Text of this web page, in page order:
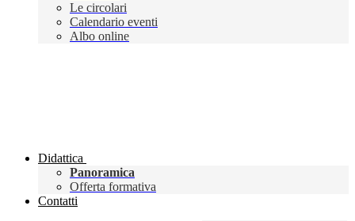
Le circolari
Calendario eventi
Albo online
Didattica
Panoramica
Offerta formativa
Contatti